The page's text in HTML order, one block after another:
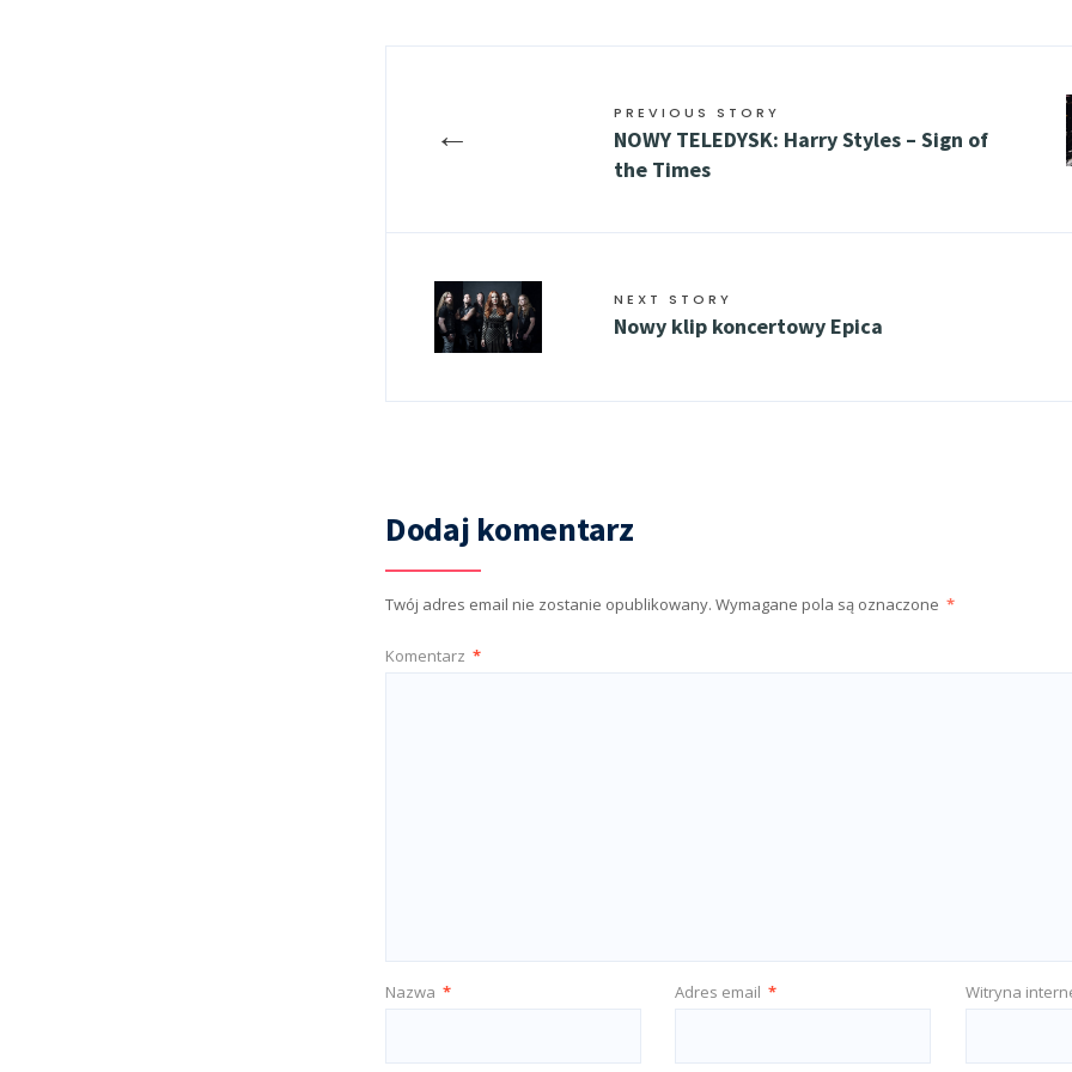
← PREVIOUS STORY
NOWY TELEDYSK: Harry Styles – Sign of
the Times
NEXT STORY
Nowy klip koncertowy Epica
Dodaj komentarz
Twój adres email nie zostanie opublikowany. Wymagane pola są oznaczone *
Komentarz *
Nazwa * Adres email * Witryna